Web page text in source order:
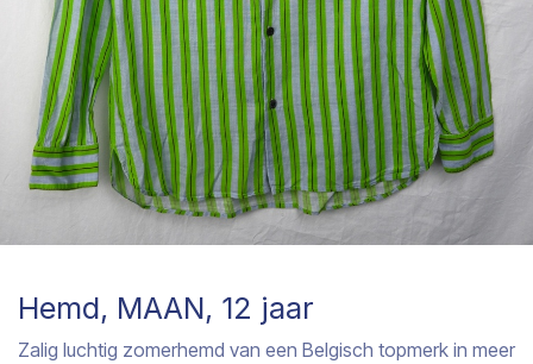
Hemd, MAAN, 12 jaar
Zalig luchtig zomerhemd van een Belgisch topmerk in meer